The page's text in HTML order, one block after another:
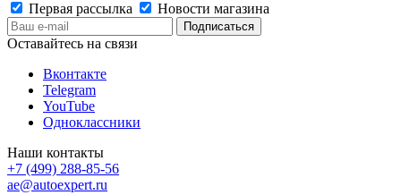
Первая рассылка
Новости магазина
Оставайтесь на связи
Вконтакте
Telegram
YouTube
Одноклассники
Наши контакты
+7 (499) 288-85-56
ae@autoexpert.ru